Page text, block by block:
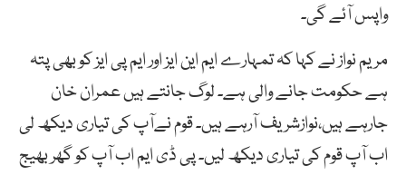
واپس آئے گی۔
مریم نواز نے کہا کہ تمہارے ایم این ایز اور ایم پی ایز کو بھی پتہ
ہے حکومت جانے والی ہے۔ لوگ جانتے ہیں عمران خان
جارہے ہیں،نوازشریف آرہے ہیں۔ قوم نےآپ کی تیاری دیکھ لی
اب آپ قوم کی تیاری دیکھ لیں۔ پی ڈی ایم اب آپ کو گھر بھیج